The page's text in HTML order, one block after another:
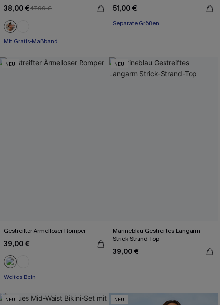
38,00 €47,00 €
Mit Gratis-Maßband
Rüschen
51,00 €
Separate Größen
NEU
Gestreifter Ärmelloser Romper
39,00 €
Weites Bein
NEU
Marineblau Gestreiftes Langarm
Strick-Strand-Top
39,00 €
NEU NEU